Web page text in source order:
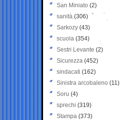
San Miniato (2)
sanità (306)
Sarkozy (43)
scuola (354)
Sestri Levante (2)
Sicurezza (452)
sindacati (162)
Sinistra arcobaleno (11)
Soru (4)
sprechi (319)
Stampa (373)